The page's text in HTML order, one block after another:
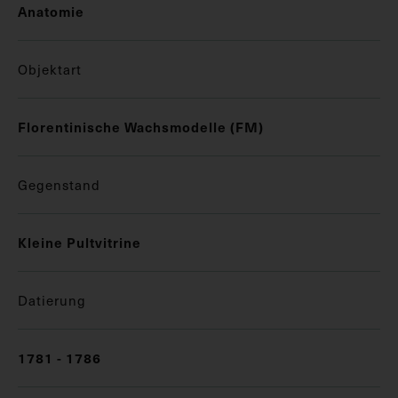
Anatomie
Objektart
Florentinische Wachsmodelle (FM)
Gegenstand
Kleine Pultvitrine
Datierung
1781 - 1786